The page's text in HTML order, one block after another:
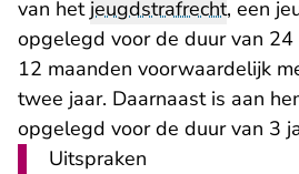
van het jeugdstrafrecht, een
opgelegd voor de duur van
12 maanden voorwaardelijk
twee jaar. Daarnaast is aan
opgelegd voor de duur van 3
Uitspraken